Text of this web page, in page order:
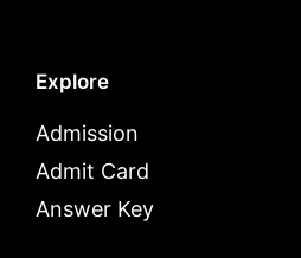
Explore
Admission
Admit Card
Answer Key